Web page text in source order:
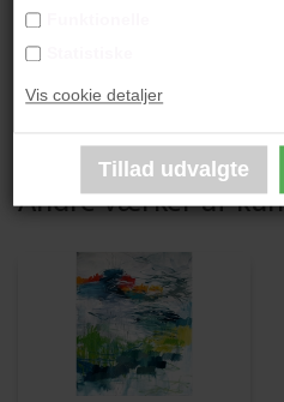
Vis cookie detaljer
Lys træramme
Andre værker af